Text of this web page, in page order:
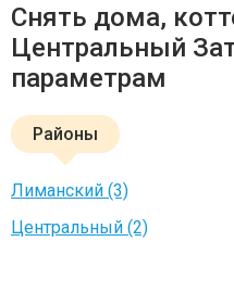
Снять дома,
Центральный
параметрам
Районы
Лиманский (3)
Центральный (2)